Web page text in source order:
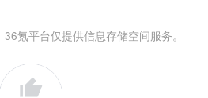
氪平台仅提供信息存储空间服务。